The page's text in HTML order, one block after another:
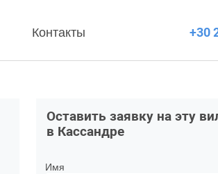
Контакты +30
Оставить заявку на эту
в Кассандре
Имя